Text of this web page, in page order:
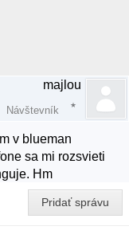
majlou
Návštevník
v blueman
sa mi rozsvieti
Hm
Pridať správu